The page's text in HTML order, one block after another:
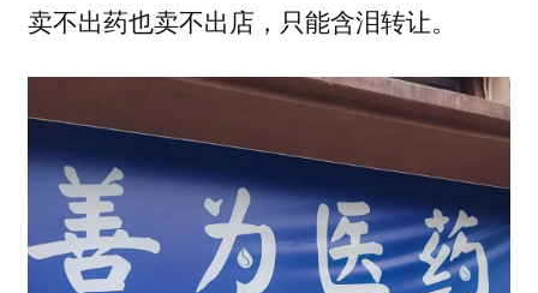
卖不出药也卖不出店，只能含泪转让。